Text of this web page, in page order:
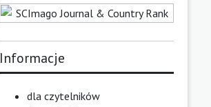
Informacje
dla czytelników